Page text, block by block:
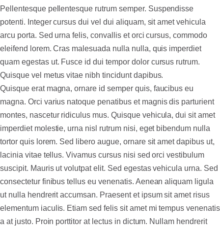
Pellentesque pellentesque rutrum semper. Suspendisse
potenti. Integer cursus dui vel dui aliquam, sit amet vehicula
arcu porta. Sed urna felis, convallis et orci cursus, commodo
eleifend lorem. Cras malesuada nulla nulla, quis imperdiet
quam egestas ut. Fusce id dui tempor dolor cursus rutrum.
Quisque vel metus vitae nibh tincidunt dapibus.
Quisque erat magna, ornare id semper quis, faucibus eu
magna. Orci varius natoque penatibus et magnis dis parturient
montes, nascetur ridiculus mus. Quisque vehicula, dui sit amet
imperdiet molestie, urna nisl rutrum nisi, eget bibendum nulla
tortor quis lorem. Sed libero augue, ornare sit amet dapibus ut,
lacinia vitae tellus. Vivamus cursus nisi sed orci vestibulum
suscipit. Mauris ut volutpat elit. Sed egestas vehicula urna. Sed
consectetur finibus tellus eu venenatis. Aenean aliquam ligula
ut nulla hendrerit accumsan. Praesent et ipsum sit amet risus
elementum iaculis. Etiam sed felis sit amet mi tempus venenatis
a at justo. Proin porttitor at lectus in dictum. Nullam hendrerit